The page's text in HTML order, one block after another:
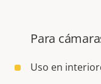
Para
Uso en